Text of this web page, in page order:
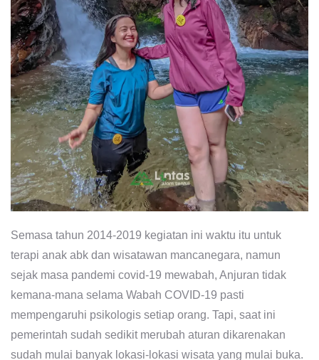
Semasa tahun 2014-2019 kegiatan ini waktu itu untuk
terapi anak abk dan wisatawan mancanegara, namun
sejak masa pandemi covid-19 mewabah, Anjuran tidak
kemana-mana selama Wabah COVID-19 pasti
mempengaruhi psikologis setiap orang. Tapi, saat ini
pemerintah sudah sedikit merubah aturan dikarenakan
sudah mulai banyak lokasi-lokasi wisata yang mulai buka.